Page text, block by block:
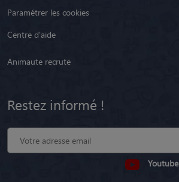
Paramétrer les cookies
Centre d'aide
Animaute recrute
Restez informé !
Youtube